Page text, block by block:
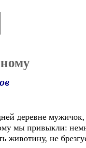
деревне
мы привыкли:
животину, не